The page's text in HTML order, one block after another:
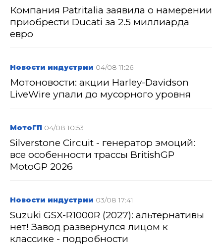
Компания Patritalia заявила о намерении
приобрести Ducati за 2.5 миллиарда
евро
Новости индустрии 04/08 11:26
Мотоновости: акции Harley-Davidson
LiveWire упали до мусорного уровня
МотоГП 04/08 10:53
Silverstone Circuit - генератор эмоций:
все особенности трассы BritishGP
MotoGP 2026
Новости индустрии 03/08 17:41
Suzuki GSX-R1000R (2027): альтернативы
нет! Завод развернулся лицом к
классике - подробности